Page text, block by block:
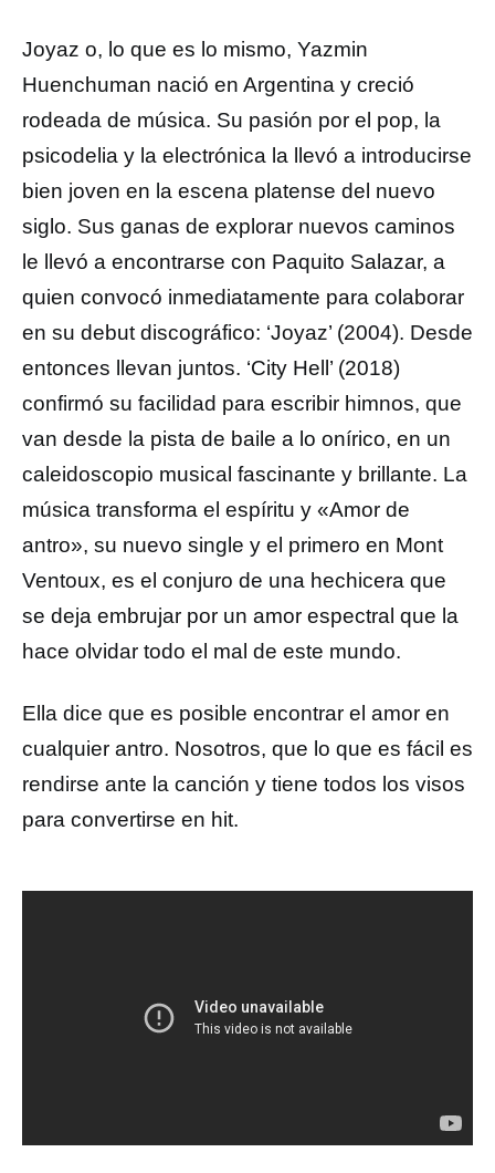
Joyaz o, lo que es lo mismo, Yazmin
Huenchuman nació en Argentina y creció
rodeada de música. Su pasión por el pop, la
psicodelia y la electrónica la llevó a introducirse
bien joven en la escena platense del nuevo
siglo. Sus ganas de explorar nuevos caminos
le llevó a encontrarse con Paquito Salazar, a
quien convocó inmediatamente para colaborar
en su debut discográfico: ‘Joyaz’ (2004). Desde
entonces llevan juntos. ‘City Hell’ (2018)
confirmó su facilidad para escribir himnos, que
van desde la pista de baile a lo onírico, en un
caleidoscopio musical fascinante y brillante. La
música transforma el espíritu y «Amor de
antro», su nuevo single y el primero en Mont
Ventoux, es el conjuro de una hechicera que
se deja embrujar por un amor espectral que la
hace olvidar todo el mal de este mundo.
Ella dice que es posible encontrar el amor en
cualquier antro. Nosotros, que lo que es fácil es
rendirse ante la canción y tiene todos los visos
para convertirse en hit.